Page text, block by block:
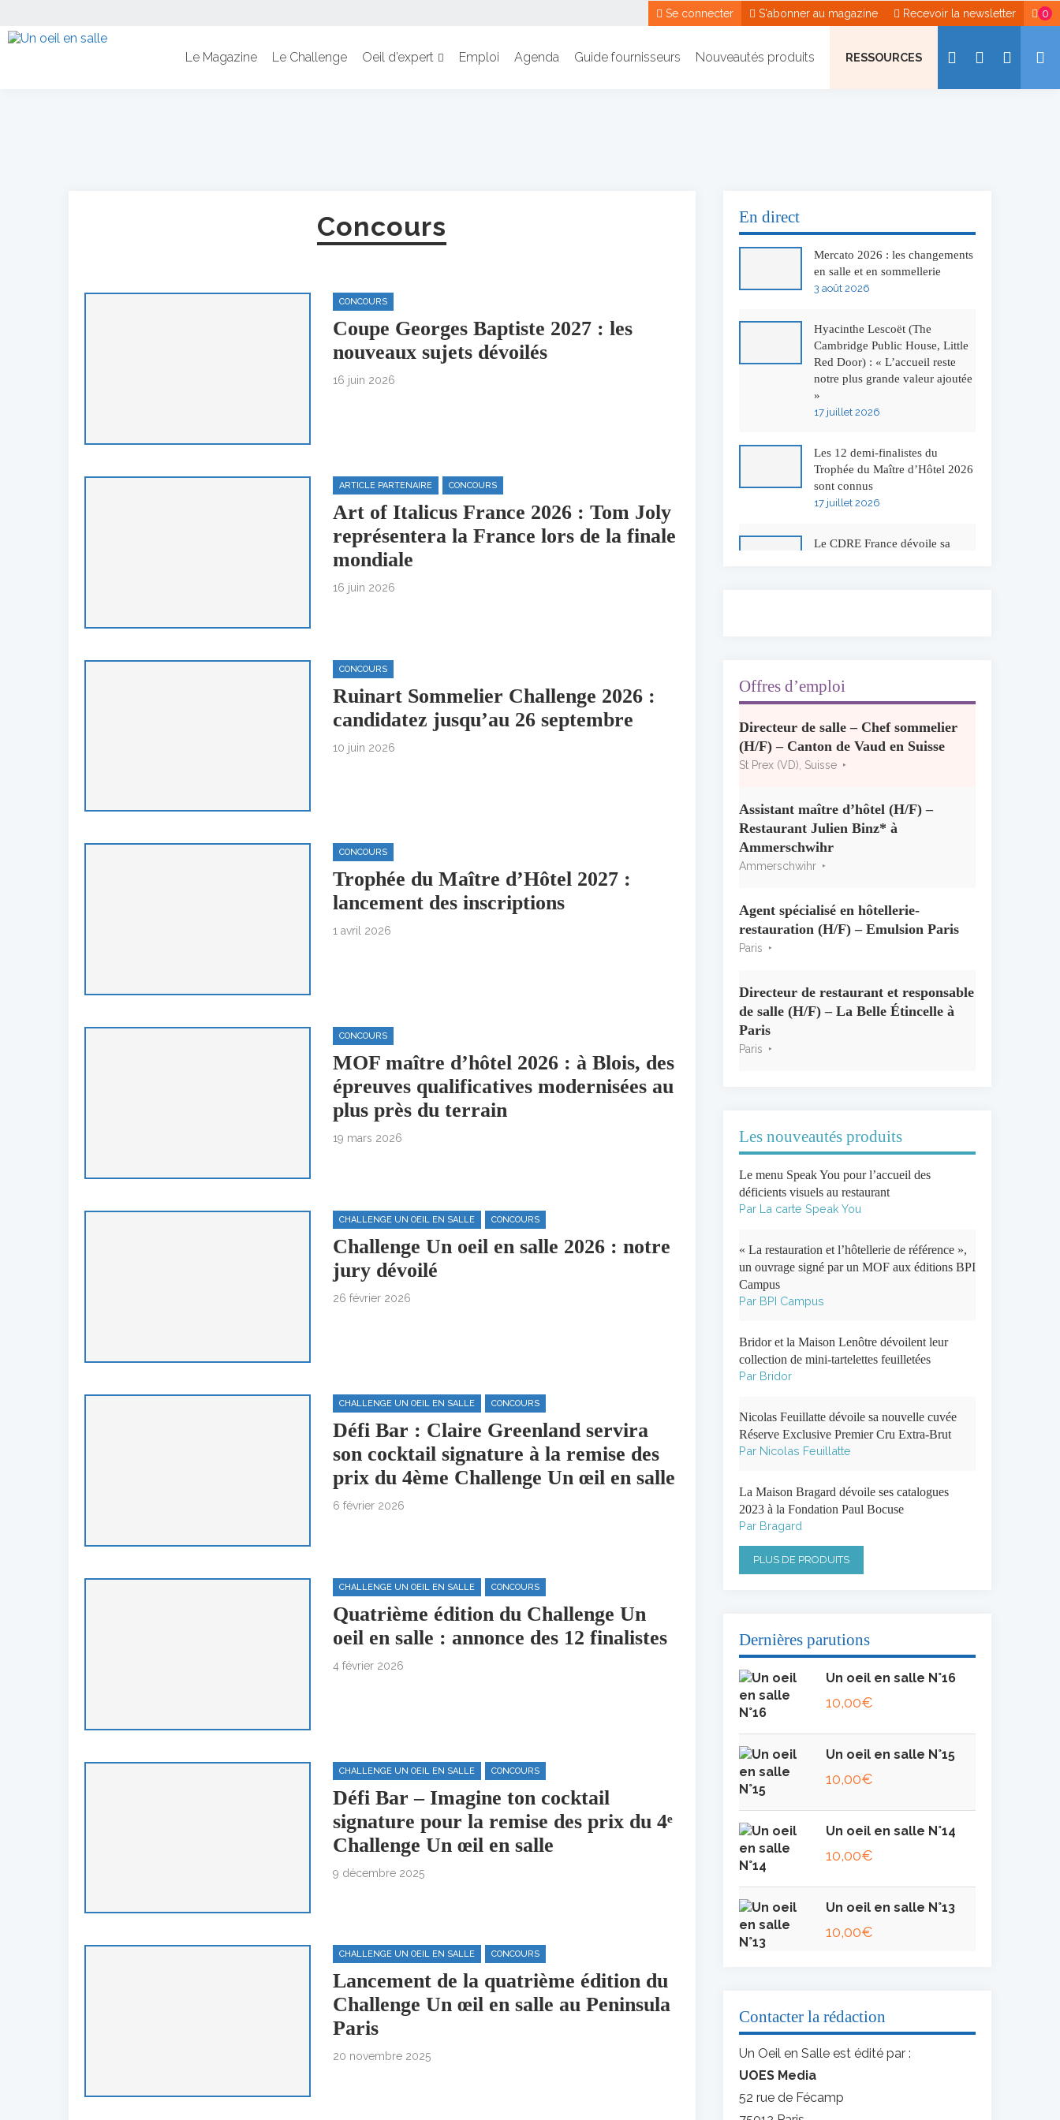
0
Recevoir la newsletter
S'abonner au magazine
Se connecter
Le Magazine Le Challenge Oeil d’expert Emploi Agenda Guide fournisseurs Nouveautés produits RESSOURCES
Concours
CONCOURS
Coupe Georges Baptiste 2027 : les
nouveaux sujets dévoilés
16 juin 2026
ARTICLE PARTENAIRE CONCOURS
Art of Italicus France 2026 : Tom Joly
représentera la France lors de la finale
mondiale
16 juin 2026
CONCOURS
Ruinart Sommelier Challenge 2026 :
candidatez jusqu’au 26 septembre
10 juin 2026
CONCOURS
Trophée du Maître d’Hôtel 2027 :
lancement des inscriptions
1 avril 2026
CONCOURS
MOF maître d’hôtel 2026 : à Blois, des
épreuves qualificatives modernisées au
plus près du terrain
19 mars 2026
CHALLENGE UN OEIL EN SALLE CONCOURS
Challenge Un oeil en salle 2026 : notre
jury dévoilé
26 février 2026
CHALLENGE UN OEIL EN SALLE CONCOURS
Défi Bar : Claire Greenland servira
son cocktail signature à la remise des
prix du 4ème Challenge Un œil en salle
6 février 2026
CHALLENGE UN OEIL EN SALLE CONCOURS
Quatrième édition du Challenge Un
oeil en salle : annonce des 12 finalistes
4 février 2026
CHALLENGE UN OEIL EN SALLE CONCOURS
Défi Bar – Imagine ton cocktail
signature pour la remise des prix du 4ᵉ
Challenge Un œil en salle
9 décembre 2025
CHALLENGE UN OEIL EN SALLE CONCOURS
Lancement de la quatrième édition du
Challenge Un œil en salle au Peninsula
Paris
20 novembre 2025
En direct
Mercato 2026 : les changements
en salle et en sommellerie
3 août 2026
Hyacinthe Lescoët (The
Cambridge Public House, Little
Red Door) : « L’accueil reste
notre plus grande valeur ajoutée
»
17 juillet 2026
Les 12 demi-finalistes du
Trophée du Maître d’Hôtel 2026
sont connus
17 juillet 2026
Le CDRE France dévoile sa
Concours général des métiers
« CSR » 2026 : le palmarès
officiel
10 juillet 2026
la Bourgogne
7 juillet 2026
Georges Blanc
3 juillet 2026
Offres d’emploi
Directeur de salle – Chef sommelier
(H/F) – Canton de Vaud en Suisse
St Prex (VD), Suisse
Assistant maître d’hôtel (H/F) –
Restaurant Julien Binz* à
Ammerschwihr
Ammerschwihr
Agent spécialisé en hôtellerie-
restauration (H/F) – Emulsion Paris
Paris
Directeur de restaurant et responsable
de salle (H/F) – La Belle Étincelle à
Paris
Paris
Les nouveautés produits
Le menu Speak You pour l’accueil des
déficients visuels au restaurant
Par La carte Speak You
« La restauration et l’hôtellerie de référence »,
un ouvrage signé par un MOF aux éditions BPI
Campus
Par BPI Campus
Bridor et la Maison Lenôtre dévoilent leur
collection de mini-tartelettes feuilletées
Par Bridor
Nicolas Feuillatte dévoile sa nouvelle cuvée
Réserve Exclusive Premier Cru Extra-Brut
Par Nicolas Feuillatte
La Maison Bragard dévoile ses catalogues
2023 à la Fondation Paul Bocuse
Par Bragard
PLUS DE PRODUITS
Dernières parutions
Un oeil en salle N°16
10,00€
Un oeil en salle N°15
10,00€
Un oeil en salle N°14
10,00€
Un oeil en salle N°13
10,00€
Contacter la rédaction
Un Oeil en Salle est édité par :
UOES Media
52 rue de Fécamp